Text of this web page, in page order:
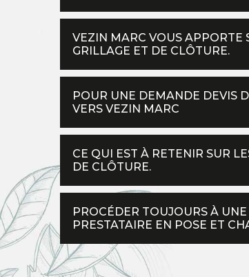
VEZIN MARC VOUS APPORTE
GRILLAGE ET DE CLÔTURE.
POUR UNE DEMANDE DEVIS
VERS VEZIN MARC
CE QUI EST À RETENIR SUR
DE CLÔTURE.
PROCÉDER TOUJOURS À
PRESTATAIRE EN POSE ET